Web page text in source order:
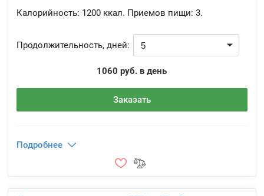
Калорийность: 1200 ккал. Приемов пищи: 3.
Продолжительность, дней:
1060 руб. в день
Заказать
Подробнее